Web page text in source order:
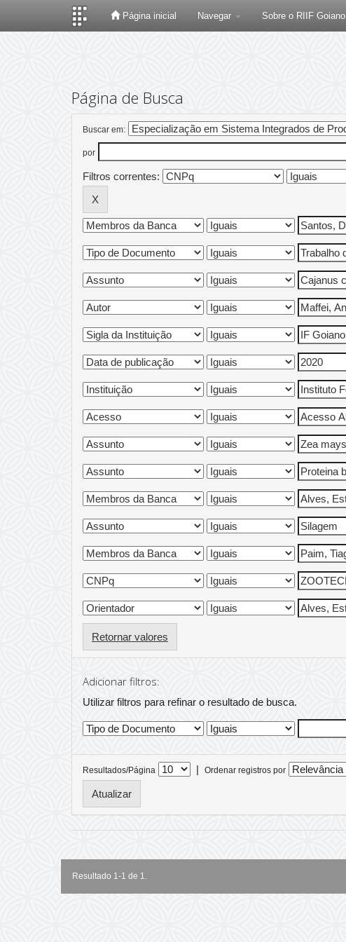
Página inicial Navegar Sobre o RIIF Goiano
Página de Busca
Buscar em:
por
Filtros correntes:
Retornar valores
Adicionar filtros:
Utilizar filtros para refinar o resultado de busca.
Resultados/Página | Ordenar registros por
Resultado 1-1 de 1.